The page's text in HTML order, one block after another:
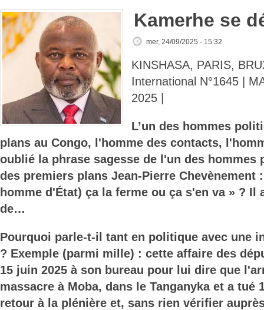
Kamerhe se
mer, 24/09/2025 - 15:32
KINSHASA, PARIS,
International N°1645 |
2025 |
L’un des hommes
plans au Congo, l'homme des contacts,
oublié la phrase sagesse de l'un des hommes
des premiers plans Jean-Pierre Chevènement
homme d'État) ça la ferme ou ça s'en va » ?
de…
Pourquoi parle-t-il tant en politique avec une
? Exemple (parmi mille) : cette affaire des
15 juin 2025 à son bureau pour lui dire que
massacre à Moba, dans le Tanganyka et a tué
retour à la plénière et, sans rien vérifier